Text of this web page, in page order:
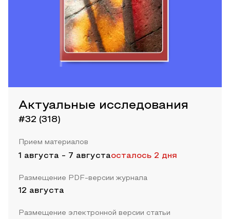
Актуальные исследования
#32 (318)
Прием материалов
1 августа - 7 августаосталось 2 дня
Размещение PDF-версии журнала
12 августа
Размещение электронной версии статьи